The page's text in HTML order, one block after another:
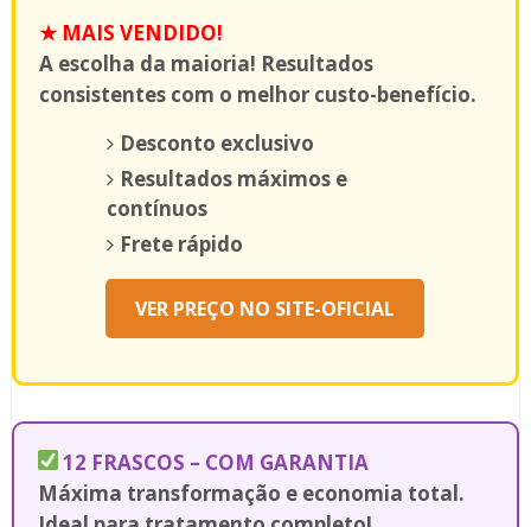
★ MAIS VENDIDO!
A escolha da maioria! Resultados
consistentes com o melhor custo-benefício.
Desconto exclusivo
Resultados máximos e
contínuos
Frete rápido
VER PREÇO NO SITE-OFICIAL
12 FRASCOS – COM GARANTIA
Máxima transformação e economia total.